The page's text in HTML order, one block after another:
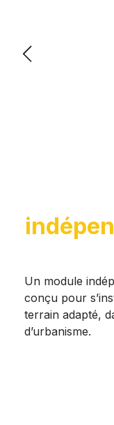
évolutif
Un module
conçu pour
terrain adapté,
d’urbanisme.